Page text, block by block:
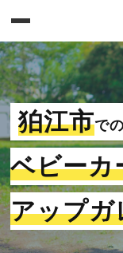
狛江市での
ベビーカ
アップガ